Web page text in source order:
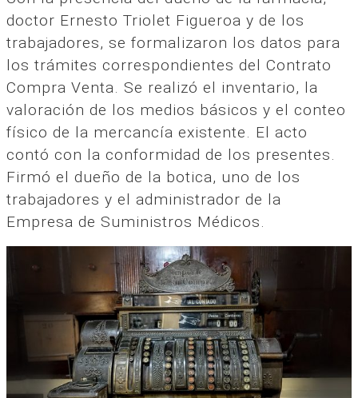
doctor Ernesto Triolet Figueroa y de los
trabajadores, se formalizaron los datos para
los trámites correspondientes del Contrato
Compra Venta. Se realizó el inventario, la
valoración de los medios básicos y el conteo
físico de la mercancía existente. El acto
contó con la conformidad de los presentes.
Firmó el dueño de la botica, uno de los
trabajadores y el administrador de la
Empresa de Suministros Médicos.